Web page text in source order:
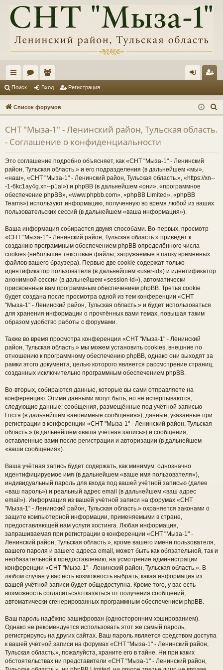
с
ы
лк
и
ум
ы
ол
ьз
ов
ат
ел
и
д ис
тр
ац
Поиск Вход Регистрация
Список форумов
о
СНТ "Мыза-1" - Ленинский район, Тульская область.
- Соглашение о конфиденциальности
Это соглашение подробно объясняет, как «СНТ "Мыза-1" - Ленинский
район, Тульская область.» и его подразделения (в дальнейшем «мы»,
«наш», «СНТ "Мыза-1" - Ленинский район, Тульская область.», «https://xn--
-1-6kc1ay4g.xn--p1ai») и phpBB (в дальнейшем «они», «программное
обеспечение phpBB», «www.phpbb.com», «phpBB Limited», «phpBB
Teams») используют информацию, полученную во время любой из ваших
пользовательских сессий (в дальнейшем «ваша информация»).
Ваша информация собирается двумя способами. Во-первых, просмотр
«СНТ "Мыза-1" - Ленинский район, Тульская область.» приведёт к
созданию программным обеспечением phpBB определённого числа
cookies (небольшие текстовые файлы, загружаемые в папку временных
файлов вашего браузера). Первые две cookie содержат только
идентификатор пользователя (в дальнейшем «user-id») и идентификатор
анонимной сессии (в дальнейшем «session-id»), автоматически
присвоенные вам программным обеспечением phpBB. Третья cookie
будет создана после просмотра одной из тем конференции «СНТ
"Мыза-1" - Ленинский район, Тульская область.» и будет использоваться
для хранения информации о прочтённых вами темах, повышая таким
образом удобство работы с форумами.
Также во время просмотра конференции «СНТ "Мыза-1" - Ленинский
район, Тульская область.» мы можем установить cookies, внешние по
отношению к программному обеспечению phpBB, однако они выходят за
рамки этого документа, целью которого является рассмотрение страниц,
созданных исключительно программным обеспечением phpBB.
Во-вторых, собираются данные, которые вы сами отправляете на
конференцию. Этими данными могут быть, но не исчерпываются,
следующие данные: сообщения, размещённые под учётной записью
Гостя (в дальнейшем «анонимные сообщения»), данные, указанные при
регистрации в конференции «СНТ "Мыза-1" - Ленинский район, Тульская
область.» (в дальнейшем «ваша учётная запись») и сообщения,
оставленные вами после регистрации и авторизации (в дальнейшем
«ваши сообщения»).
Ваша учётная запись будет содержать, как минимум: однозначно
идентифицируемое имя (в дальнейшем «ваше имя пользователя»),
индивидуальный пароль для входа под вашей учётной записью (далее
«ваш пароль») и реальный адрес email (в дальнейшем «ваш адрес
email»). Информация из вашей учётной записи на форумах «СНТ
"Мыза-1" - Ленинский район, Тульская область.» охраняется законами о
защите компьютерной информации, применяемыми в стране,
предоставляющей нам услуги хостинга. Любая информация,
запрашиваемая при регистрации в конференции «СНТ "Мыза-1" -
Ленинский район, Тульская область.», кроме вашего имени пользователя,
вашего пароля и вашего адреса email, может быть как обязательной, так и
необязательной к предоставлению, на усмотрение администрации
конференции «СНТ "Мыза-1" - Ленинский район, Тульская область.». В
любом случае у вас есть возможность выбрать, какая информация из
вашей учётной записи будет общедоступна. Кроме того, у вас есть
возможность согласиться/отказаться от получения сообщений,
автоматически сгенерированных программным обеспечением phpBB.
Ваш пароль надёжно зашифрован (односторонним хэшированием).
Однако не рекомендуется использовать этот же самый пароль,
регистрируясь на других сайтах. Ваш пароль является средством доступа
к вашей учётной записи на форумах «СНТ "Мыза-1" - Ленинский район,
Тульская область.», пожалуйста, храните его в тайне. Ни при каких
обстоятельствах ни представители «СНТ "Мыза-1" - Ленинский район,